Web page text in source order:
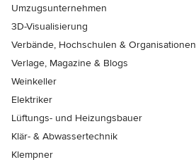
Umzugsunternehmen
3D-Visualisierung
Verbände, Hochschulen & Organisationen
Verlage, Magazine & Blogs
Weinkeller
Elektriker
Lüftungs- und Heizungsbauer
Klär- & Abwassertechnik
Klempner